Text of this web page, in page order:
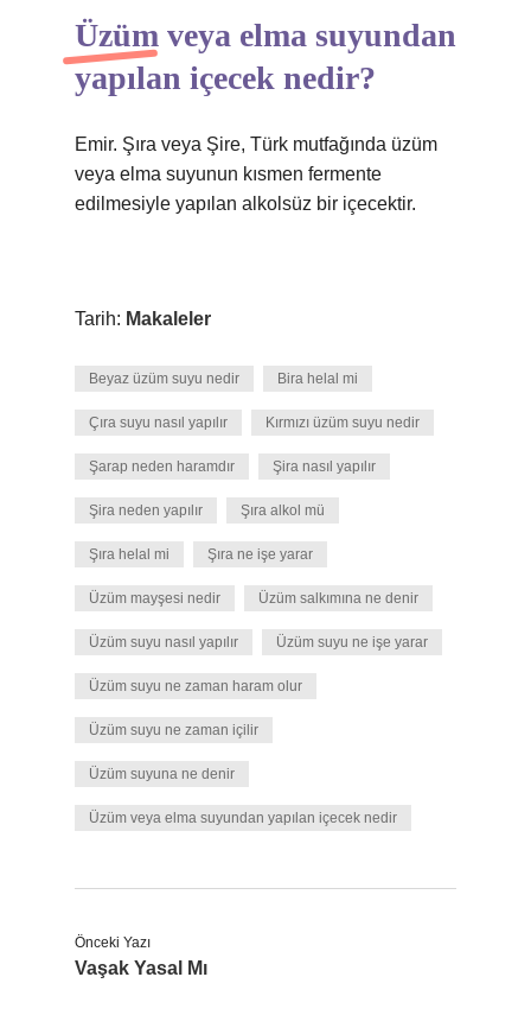
Üzüm veya elma suyundan
yapılan içecek nedir?
Emir. Şıra veya Şire, Türk mutfağında üzüm
veya elma suyunun kısmen fermente
edilmesiyle yapılan alkolsüz bir içecektir.
Tarih: Makaleler
Beyaz üzüm suyu nedir Bira helal mi
Çıra suyu nasıl yapılır Kırmızı üzüm suyu nedir
Şarap neden haramdır Şira nasıl yapılır
Şira neden yapılır Şıra alkol mü
Şıra helal mi Şıra ne işe yarar
Üzüm mayşesi nedir Üzüm salkımına ne denir
Üzüm suyu nasıl yapılır Üzüm suyu ne işe yarar
Üzüm suyu ne zaman haram olur
Üzüm suyu ne zaman içilir
Üzüm suyuna ne denir
Üzüm veya elma suyundan yapılan içecek nedir
Önceki Yazı
Vaşak Yasal Mı